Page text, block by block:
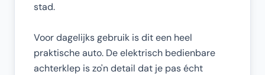
stad.
Voor dagelijks gebruik is dit een heel
praktische auto. De elektrisch bedienbare
achterklep is zo'n detail dat je pas écht